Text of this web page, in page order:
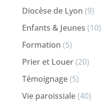
Diocèse de Lyon (9)
Enfants & Jeunes (10)
Formation (5)
Prier et Louer(20)
Témoignage(5)
Vie paroissiale(40)